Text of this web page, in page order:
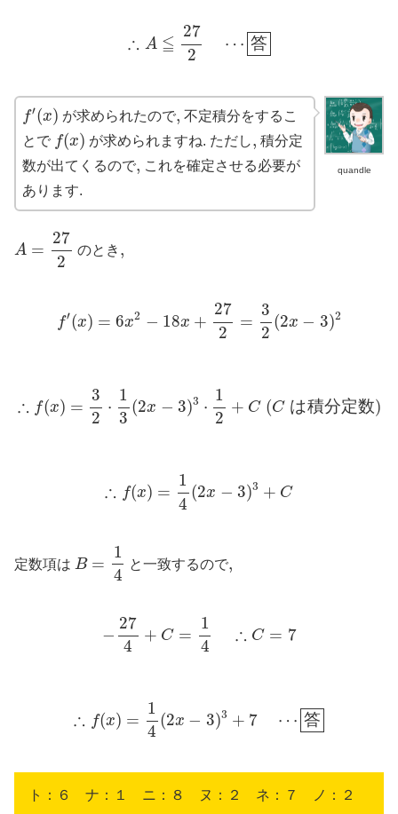
∴ A ≦
27
2
⋯ 答
272
quandle
f′(x)
′(x が求められたので,, 不定積分をするこ
とで f(x)
(x が求められますね. ただし,, 積分定
数が出てくるので,, これを確定させる必要が
あります.
A =
27
2
272
のとき ,,
f′(x) = 6x2 − 18x +
27
2
=
3
2
(2x − 3)2
272= 2
∴ f(x) =
3
2
⋅
1
3
(2x − 3)3 ⋅
1
2
+ C (C は積分定数)
32 13 2+
∴ f(x) =
1
4
(2x − 3)3 + C
14
定数項は B =
1
4
4
と一致するので,,
−
27
4
+ C =
1
4
∴ C = 7
−27 14
∴ f(x) =
1
4
(2x − 3)3 + 7 ⋯ 答
1
ト：６ ナ：１ ニ：８ ヌ：２ ネ：７ ノ：２